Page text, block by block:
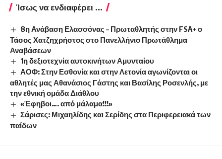
Ίσως να ενδιαφέρει ...
8η Ανάβαση Ελασσόνας – Πρωταθλητής στην FSA+ ο
Τάσος Χατζηχρήστος στο Πανελλήνιο Πρωτάθλημα
Αναβάσεων
1η δεξιοτεχνία αυτοκινήτων Αμυνταίου
ΑΟΦ: Στην Εσθονία και στην Λετονία αγωνίζονται οι
αθλητές μας Αθανάσιος Γάστης και Βασίλης Ροσενλής, με
την εθνική ομάδα Διάθλου
«Έφηβοι…. από μάλαμα!!!»
Σάρισες: Μιχαηλίδης και Σερίδης στα Περιφερειακά των
παίδων